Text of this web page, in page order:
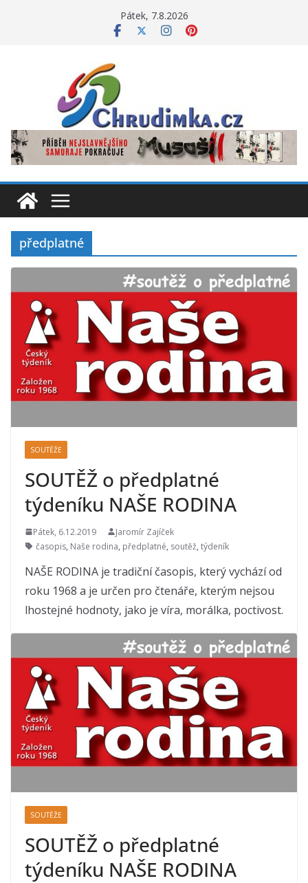
Pátek, 7.8.2026
předplatné
SOUTĚŽE
SOUTĚŽ o předplatné
týdeníku NAŠE RODINA
Pátek, 6.12.2019
Jaromír Zajíček
časopis, Naše rodina, předplatné, soutěž, týdeník
NAŠE RODINA je tradiční časopis, který vychází od
roku 1968 a je určen pro čtenáře, kterým nejsou
lhostejné hodnoty, jako je víra, morálka, poctivost.
SOUTĚŽE
SOUTĚŽ o předplatné
týdeníku NAŠE RODINA